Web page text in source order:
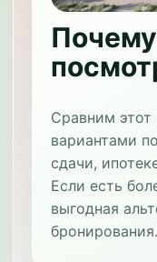
Сравним
вариантами
сдачи,
Если есть
выгодная
бронирования.